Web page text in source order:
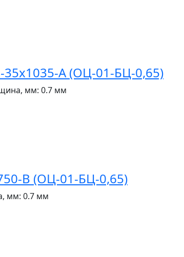
A (ОЦ-01-БЦ-0,65)
мм: 0.7 мм
B (ОЦ-01-БЦ-0,65)
мм: 0.7 мм